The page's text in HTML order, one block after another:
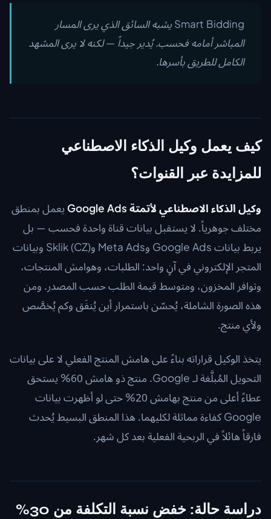
Smart Bidding يشبه السائق الذي يرى المسار
المباشر أمامه فحسب. يُدير جيداً — لكنه لا يرى المشهد
الكامل للطريق بأسرها.
كيف يعمل وكيل الذكاء الاصطناعي
للمزايدة عبر القنوات؟
وكيل الذكاء الاصطناعي لأتمتة Google Ads
يعمل بمنطق
مختلف جوهرياً. لا يستقبل بيانات قناة واحدة فحسب — بل
يربط بيانات Google Ads وMeta Ads وSklik (CZ) وبيانات
المتجر الإلكتروني في آنٍ واحد: الطلبات، وهوامش المنتجات،
وتوافر المخزون، ومتوسط قيمة الطلب حسب المصدر. ومن
هذه الصورة الشاملة، يُحسّن باستمرار أين يُنفَق وكم يُخصَّص
ولأي منتج.
يتخذ الوكيل قراراته بناءً على هامش المنتج الفعلي لا على بيانات
التحويل المُبلَّغة لـ Google. منتج ذو هامش 60% يستحق
عطاءً أعلى من منتج بهامش 20% حتى لو أظهرت بيانات
Google كفاءة مماثلة لكليهما. هذا المنطق البسيط يُحدث
فارقاً هائلاً في الربحية الفعلية بعد كل شهر.
دراسة حالة: خفض نسبة التكلفة من 30%